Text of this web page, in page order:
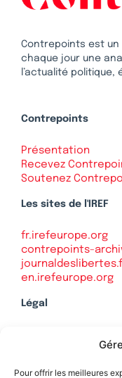
Pour offrir les meilleures
Contrepoints est un
chaque jour une
l’actualité politique,
Contrepoints
Présentation
Recevez
Soutenez
Les sites de l'IREF
fr.irefeurope.org
contrepoints-
en.irefeurope.org
Légal
Politique de